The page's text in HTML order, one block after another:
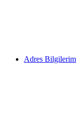
Adres Bilgilerim